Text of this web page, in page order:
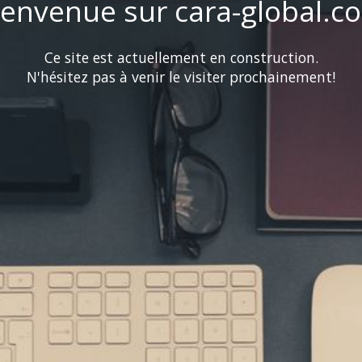
sur cara-
Ce site est actuellement en construction.
N'hésitez pas à venir le visiter prochainement!